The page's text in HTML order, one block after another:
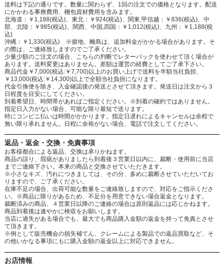
送料は下記の通りです。数量に関わらず、1回の注文での価格となります。配送
にかかわる事務費用、梱包資材費用を含みます。
北海道：￥1,188(税込)、東北：￥924(税込)、関東,甲信越：￥836(税込)、中
部、北陸：￥985(税込)、関西、中国,四国：￥1,012(税込)、九州：￥1,188(税
込)
沖縄：￥1,330(税込) ※僻地、離島は、追加料金がかかる場合があります。そ
の際は、ご連絡致しますのでご了承ください。
少量少額のご注文の場合、こちらの判断でレターパックを使わせて頂く場合が
あります。送料変更はありません。差額は運営の経費としてご了承下さい。
商品代金￥7,000(税込:￥7,700)以上のお買い上げで送料を半額当社負担、
￥13,000(税込:￥14,300)以上で全額当社負担になります。
代金引換便を除き、入金確認後の発送とさせて頂きます。発送日は注文から３
日程度を目安にしてください。
到着希望日、時間帯があればご指定ください。※到着の確約ではありません。
指定日入力がない場合、可能な限り最短で送ります。
特にコンビニ払いは時間がかかります。指定日遅れによるキャンセルは余程で
無い限り承れません。日程に余裕がない場合、電話で注文してください。
返品・返金・交換・免責事項
お客様都合による返品、交換は承りかねます。
商品の誤り、瑕疵がありましたら到着後３営業日以内に、裁断・使用前に当店
までご連絡下さい。本来の商品と交換させていただきます。
※小さなキズ、汚れにつきましては、その分、多めに裁断させていただいてお
りますので、ご了承ください。
在庫不足の場合、出荷可能な数量をご連絡致しますので、対応をご指示くださ
い。※商品に限りがあるため、不足分を用意できない場合返金となります。
裁断済みの商品、４営業日以降のご連絡の場合は原則返品には応じかねます。
商品到着後は速やかに検収をお願いします。
当店に過失がある場合でも、最大でも商品購入金額の返金を持って免責とさせ
て頂きます。
※例として販売機会の損失補てん、クレームによる製品での返品買取など、そ
の他いかなる事項にもに購入金額の返金以上に対応できません。
お店情報